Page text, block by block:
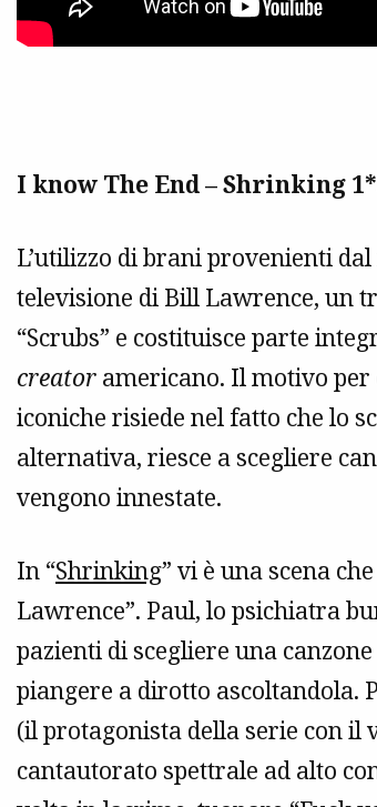
I know The End – Shrinking
L’utilizzo di brani provenienti
televisione di Bill Lawrence, un
“Scrubs” e costituisce parte
creator americano. Il motivo per
iconiche risiede nel fatto che lo
alternativa, riesce a scegliere
vengono innestate.
In “Shrinking” vi è una scena
Lawrence”. Paul, lo psichiatra
pazienti di scegliere una
piangere a dirotto ascoltandola.
(il protagonista della serie con il
cantautorato spettrale ad alto